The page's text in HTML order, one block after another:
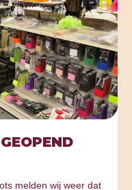
melden wij weer dat